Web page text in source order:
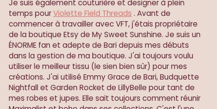
Je suis également couturière et designer à plein
temps pourViolette Field Threads . Avant de
commencer à travailler avec VFT, j'étais propriétaire
de la boutique Etsy de My Sweet Sunshine. Je suis un
ÉNORME fan et adepte de Bari depuis mes débuts
dans la gestion de ma boutique. J'ai toujours voulu
utiliser le meilleur tissu (le sien bien sûr) pour mes
créations. J'ai utilisé Emmy Grace de Bari, Budquette
Nightfall et Garden Rocket de LillyBelle pour tant de
mes robes et jupes. Elle sait toujours comment réunir